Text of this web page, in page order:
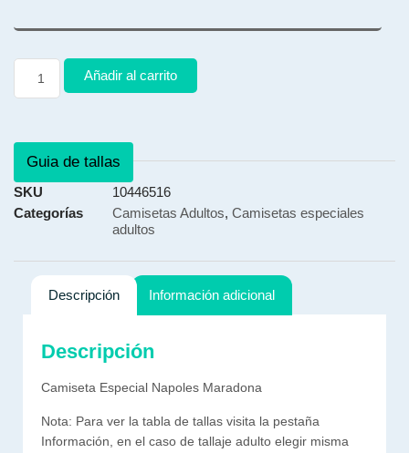
Añadir al carrito
Guia de tallas
SKU
10446516
Categorías
Camisetas Adultos, Camisetas especiales
adultos
Descripción Información adicional
Descripción
Camiseta Especial Napoles Maradona
Nota: Para ver la tabla de tallas visita la pestaña
Información, en el caso de tallaje adulto elegir misma